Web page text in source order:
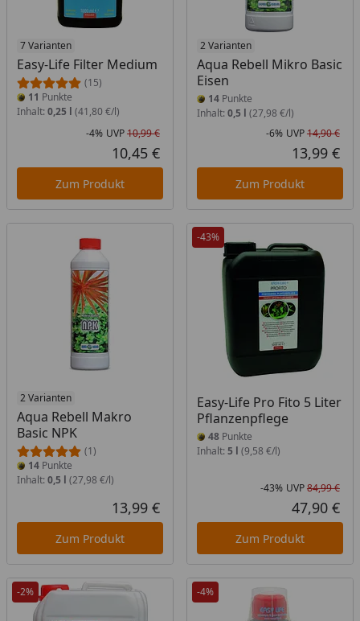
7 Varianten
Easy-Life Filter Medium
(15)
11 Punkte
Inhalt: 0,25 l (41,80 €/l)
Rabatt in Prozent
-4%
Ursprünglicher Preis
UVP10,99 €
Aktueller Preis
10,45 €
Zum Produkt
2 Varianten
Aqua Rebell Mikro Basic
Eisen
14Punkte
Inhalt: 0,5 l (27,98 €/l)
-6% UVP14,90 €
13,99 €
Zum Produkt
2 Varianten
Aqua Rebell Makro
Basic NPK
(1)
14 Punkte
Inhalt: 0,5 l (27,98 €/l)
Aktueller Preis
13,99 €
Zum Produkt
-43%
Easy-Life Pro Fito 5 Liter
Pflanzenpflege
48Punkte
Inhalt: 5 l (9,58 €/l)
-43% UVP84,99 €
47,90 €
Zum Produkt
-2% -4%